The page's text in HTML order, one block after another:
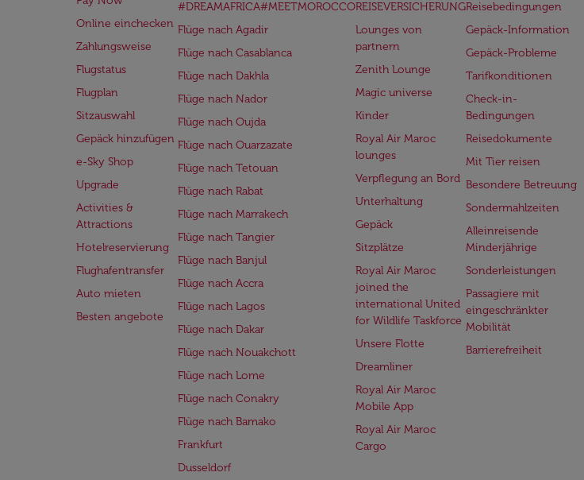
Online einchecken
Zahlungsweise
Flugstatus
Flugplan
Sitzauswahl
Gepäck hinzufügen
e-Sky Shop
Upgrade
Activities &
Attractions
Hotelreservierung
Flughafentransfer
Auto mieten
Besten angebote
#DREAMAFRICA#MEETMOROCCO
Flüge nach Agadir
Flüge nach Casablanca
Flüge nach Dakhla
Flüge nach Nador
Flüge nach Oujda
Flüge nach Ouarzazate
Flüge nach Tetouan
Flüge nach Rabat
Flüge nach Marrakech
Flüge nach Tangier
Flüge nach Banjul
Flüge nach Accra
Flüge nach Lagos
Flüge nach Dakar
Flüge nach Nouakchott
Flüge nach Lome
Flüge nach Conakry
Flüge nach Bamako
Frankfurt
Dusseldorf
REISEVERSICHERUNG
Lounges von
partnern
Zenith Lounge
Magic universe
Kinder
Royal Air Maroc
lounges
Verpflegung an Bord
Unterhaltung
Gepäck
Sitzplätze
Royal Air Maroc
joined the
international United
for Wildlife Taskforce
Unsere Flotte
Dreamliner
Royal Air Maroc
Mobile App
Royal Air Maroc
Cargo
Reisebedingungen
Gepäck-Information
Gepäck-Probleme
Tarifkonditionen
Check-in-
Bedingungen
Reisedokumente
Mit Tier reisen
Besondere Betreuung
Sondermahlzeiten
Alleinreisende
Minderjährige
Sonderleistungen
Passagiere mit
eingeschränkter
Mobilität
Barrierefreiheit